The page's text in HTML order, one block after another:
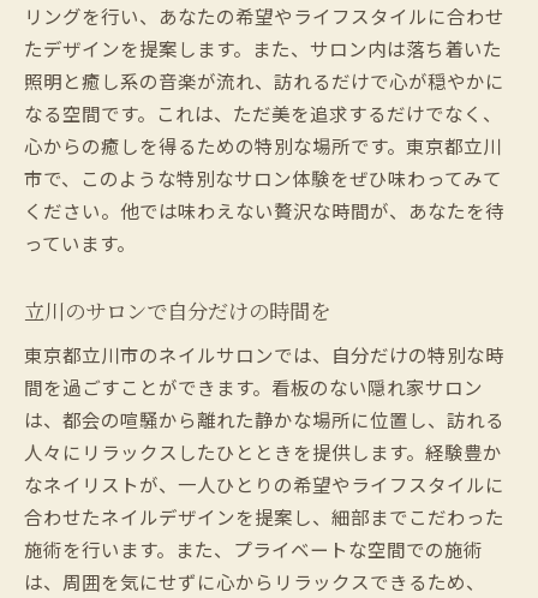
リングを行い、あなたの希望やライフスタイルに合わせ
たデザインを提案します。また、サロン内は落ち着いた
照明と癒し系の音楽が流れ、訪れるだけで心が穏やかに
なる空間です。これは、ただ美を追求するだけでなく、
心からの癒しを得るための特別な場所です。東京都立川
市で、このような特別なサロン体験をぜひ味わってみて
ください。他では味わえない贅沢な時間が、あなたを待
っています。
立川のサロンで自分だけの時間を
東京都立川市のネイルサロンでは、自分だけの特別な時
間を過ごすことができます。看板のない隠れ家サロン
は、都会の喧騒から離れた静かな場所に位置し、訪れる
人々にリラックスしたひとときを提供します。経験豊か
なネイリストが、一人ひとりの希望やライフスタイルに
合わせたネイルデザインを提案し、細部までこだわった
施術を行います。また、プライベートな空間での施術
は、周囲を気にせずに心からリラックスできるため、